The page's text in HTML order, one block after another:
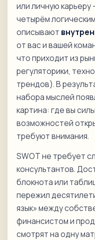
или личную
четырём
описывают
от вас и вашей
что приходит из
регуляторики,
трендов). В
набора мыслей
картина: где вы
возможностей
требуют внимания.
SWOT не требует
консультантов.
блокнота или
пережил
язык» между
финансистом и
смотрят на одну